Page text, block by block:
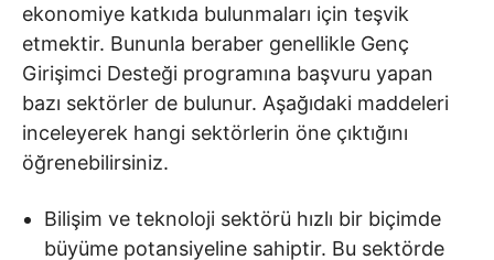
ekonomiye katkıda bulunmaları için teşvik
etmektir. Bununla beraber genellikle Genç
Girişimci Desteği programına başvuru yapan
bazı sektörler de bulunur. Aşağıdaki maddeleri
inceleyerek hangi sektörlerin öne çıktığını
öğrenebilirsiniz.
Bilişim ve teknoloji sektörü hızlı bir biçimde
büyüme potansiyeline sahiptir. Bu sektörde